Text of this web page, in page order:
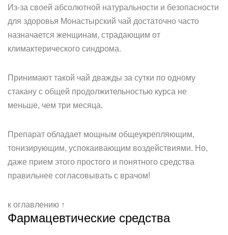
Из-за своей абсолютной натуральности и безопасности
для здоровья Монастырский чай достаточно часто
назначается женщинам, страдающим от
климактерического синдрома.
Принимают такой чай дважды за сутки по одному
стакану с общей продолжительностью курса не
меньше, чем три месяца.
Препарат обладает мощным общеукрепляющим,
тонизирующим, успокаивающим воздействиями. Но,
даже прием этого простого и понятного средства
правильнее согласовывать с врачом!
к оглавлению ↑
Фармацевтические средства